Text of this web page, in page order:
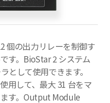
個の出力リレーを制御す
す。BioStar 2 システム
として使用できます。
用して、最大 31 台をマ
す。Output Module